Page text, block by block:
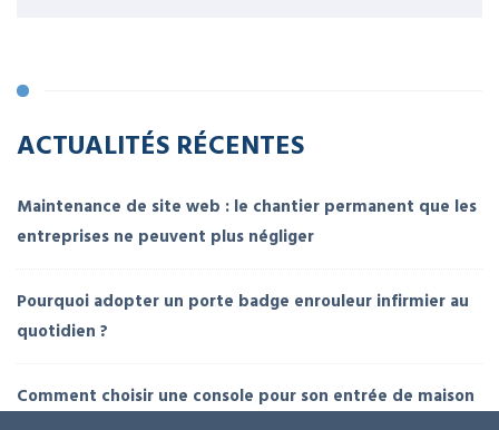
ACTUALITÉS RÉCENTES
Maintenance de site web : le chantier permanent que les
entreprises ne peuvent plus négliger
Pourquoi adopter un porte badge enrouleur infirmier au
quotidien ?
Comment choisir une console pour son entrée de maison